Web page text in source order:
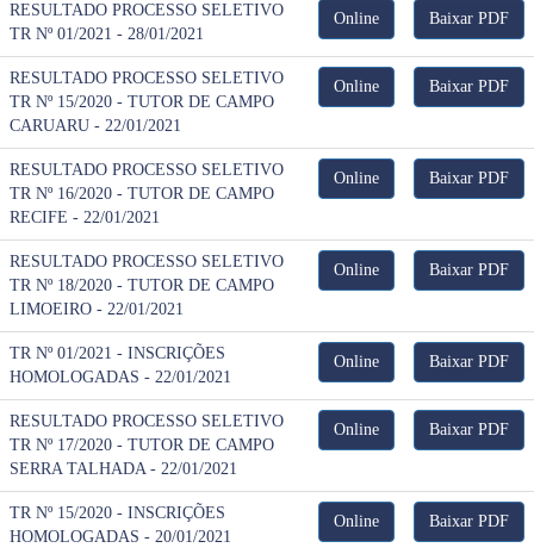
RESULTADO PROCESSO SELETIVO
TR Nº 01/2021 - 28/01/2021
Online Baixar PDF
RESULTADO PROCESSO SELETIVO
TR Nº 15/2020 - TUTOR DE CAMPO
CARUARU - 22/01/2021
Online Baixar PDF
RESULTADO PROCESSO SELETIVO
TR Nº 16/2020 - TUTOR DE CAMPO
RECIFE - 22/01/2021
Online Baixar PDF
RESULTADO PROCESSO SELETIVO
TR Nº 18/2020 - TUTOR DE CAMPO
LIMOEIRO - 22/01/2021
Online Baixar PDF
TR Nº 01/2021 - INSCRIÇÕES
HOMOLOGADAS - 22/01/2021
Online Baixar PDF
RESULTADO PROCESSO SELETIVO
TR Nº 17/2020 - TUTOR DE CAMPO
SERRA TALHADA - 22/01/2021
Online Baixar PDF
TR Nº 15/2020 - INSCRIÇÕES
HOMOLOGADAS - 20/01/2021
Online Baixar PDF